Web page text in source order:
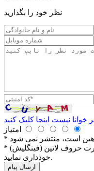
نظر خود را بگذارید
خوانا نیست اینجا کلیک کنید
امتیاز
* لطفا از نوشتن نظرات خود به صورت حروف لاتین (فینگلیش)
خودداری نمایید.
ارسال پیام